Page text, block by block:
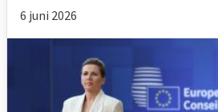
6 juni 2026